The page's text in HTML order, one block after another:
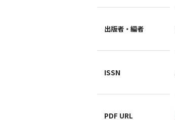
出版者・編者
ISSN
PDF URL